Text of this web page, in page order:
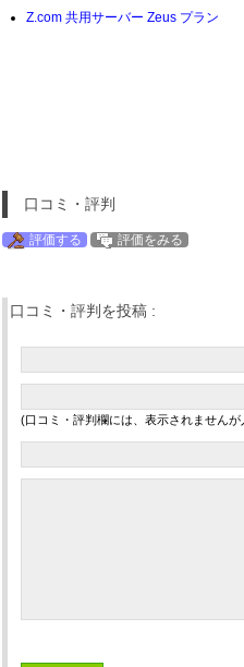
Z.com 共用サーバー Zeus プラン
口コミ・評判
評価する 評価をみる
口コミ・評判を投稿 :
(口コミ・評判欄には、表示されません